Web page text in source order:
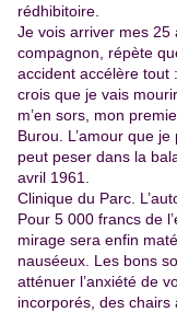
rédhibitoire.
Je vois arriver mes 25
compagnon, répète
accident accélère tout
crois que je vais
m’en sors, mon
Burou. L’amour que
peut peser dans la
avril 1961.
Clinique du Parc.
Pour 5 000 francs de
mirage sera enfin
nauséeux. Les bons
atténuer l’anxiété de
incorporés, des chairs